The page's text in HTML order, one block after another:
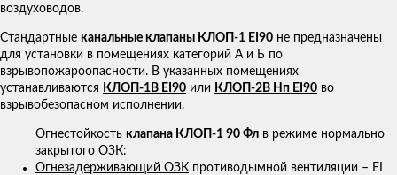
воздуховодов.
Стандартные канальные клапаны КЛОП-1 EI90 не предназначены
для установки в помещениях категорий А и Б по
взрывопожароопасности. В указанных помещениях
устанавливаются КЛОП-1В EI90 или КЛОП-2В Нп EI90 во
взрывобезопасном исполнении.
Огнестойкость клапана КЛОП-1 90 Фл в режиме нормально
закрытого ОЗК:
Огнезадерживающий ОЗК противодымной вентиляции – EI